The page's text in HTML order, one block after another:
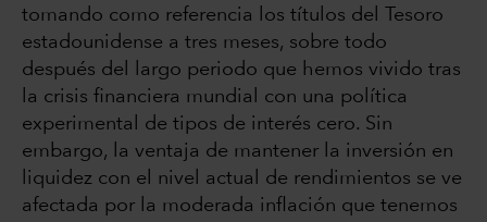
tomando como referencia los títulos del Tesoro
estadounidense a tres meses, sobre todo
después del largo periodo que hemos vivido tras
la crisis financiera mundial con una política
experimental de tipos de interés cero. Sin
embargo, la ventaja de mantener la inversión en
liquidez con el nivel actual de rendimientos se ve
afectada por la moderada inflación que tenemos